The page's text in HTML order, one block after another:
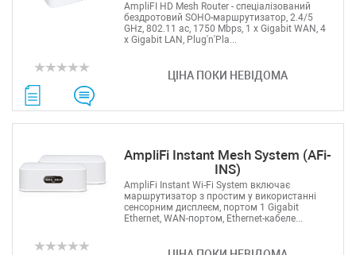
ЦІНА ПОКИ НЕВІДОМА
AmpliFI HD Mesh Router - спеціалізований
бездротовий SOHO-маршрутизатор, 2.4/5
GHz, 802.11 ac, 1750 Mbps, 1 х Gigabit WAN, 4
x Gigabit LAN, Plug'n'Pla...
AmpliFi Instant Mesh System (AFi-
INS)
AmpliFi Instant Wi-Fi System включає
маршрутизатор з простим у використанні
сенсорним дисплеєм, портом 1 Gigabit
Ethernet, WAN-портом, Ethernet-кабеле...